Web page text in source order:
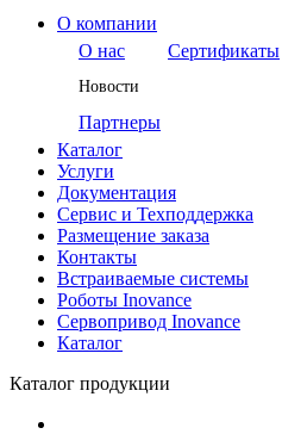
О компании
О нас
Сертификаты
Новости
Партнеры
Каталог
Услуги
Документация
Сервис и Техподдержка
Размещение заказа
Контакты
Встраиваемые системы
Роботы Inovance
Сервопривод Inovance
Каталог
Каталог продукции